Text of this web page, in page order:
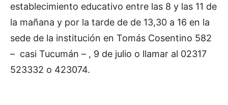
establecimiento educativo entre las 8 y las 11 de
la mañana y por la tarde de de 13,30 a 16 en la
sede de la institución en Tomás Cosentino 582
– casi Tucumán – , 9 de julio o llamar al 02317
523332 o 423074.